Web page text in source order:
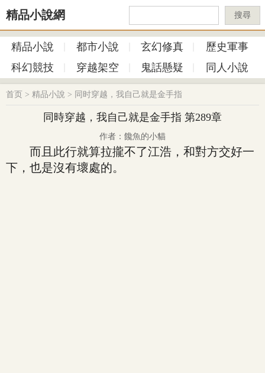
精品小說網 搜尋
精品小說 都市小說 玄幻修真
歷史軍事
科幻競技
穿越架空 鬼話懸疑 同人小說
首页 > 精品小說 > 同时穿越，我自己就是金手指
同時穿越，我自己就是金手指 第289章
作者：饞魚的小貓
而且此行就算拉攏不了江浩，和對方交好一
下，也是沒有壞處的。